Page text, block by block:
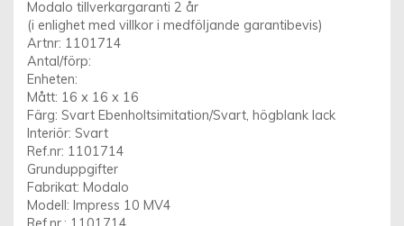
Modalo tillverkargaranti 2 år
(i enlighet med villkor i medföljande garantibevis)
Artnr: 1101714
Antal/förp:
Enheten:
Mått: 16 x 16 x 16
Färg: Svart Ebenholtsimitation/Svart, högblank lack
Interiör: Svart
Ref.nr: 1101714
Grunduppgifter
Fabrikat: Modalo
Modell: Impress 10 MV4